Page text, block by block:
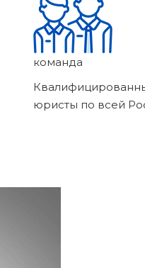
команда
юристы по всей